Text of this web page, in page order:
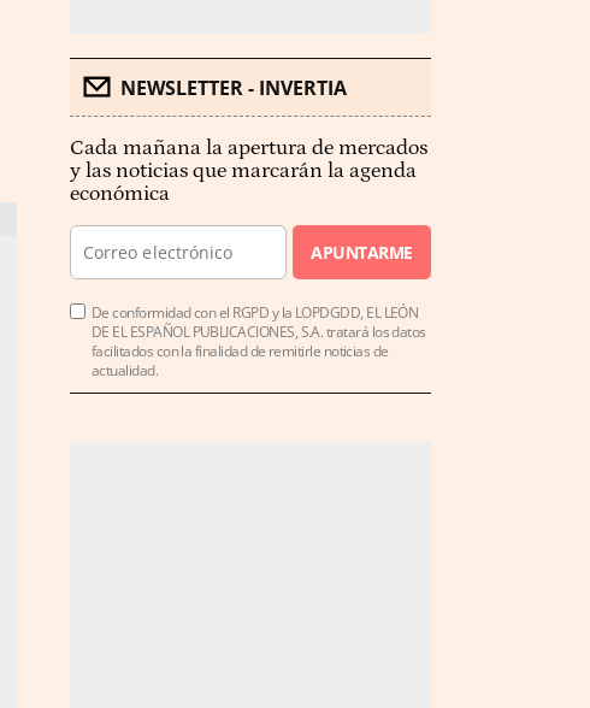
NEWSLETTER - INVERTIA
Cada mañana la apertura de mercados
y las noticias que marcarán la agenda
económica
APUNTARME
De conformidad con el RGPD y la LOPDGDD, EL LEÓN
DE EL ESPAÑOL PUBLICACIONES, S.A. tratará los datos
facilitados con la finalidad de remitirle noticias de
actualidad.